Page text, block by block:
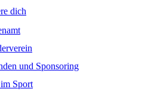
dich
und Sponsoring
Sport